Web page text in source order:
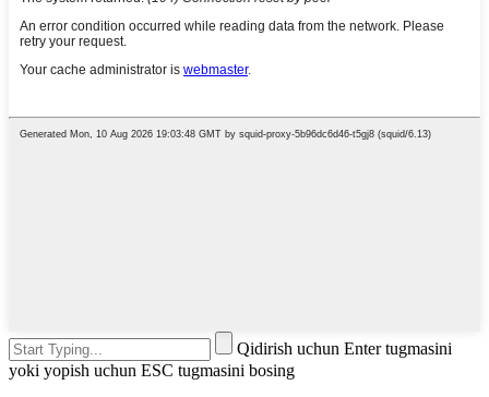
Qidirish uchun Enter tugmasini
yoki yopish uchun ESC tugmasini bosing